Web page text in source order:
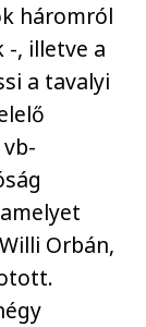
háromról
-, illetve a
a tavalyi
Orbán,